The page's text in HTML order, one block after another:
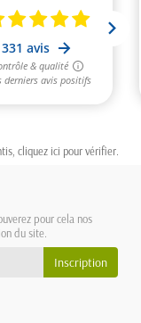
cliquez ici pour vérifier
pour cela nos
du site.